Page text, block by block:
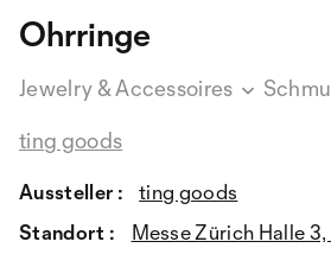
Ohrringe
Jewelry & Accessoires
ting goods
Aussteller :
ting goods
Standort :
Messe Zürich Halle